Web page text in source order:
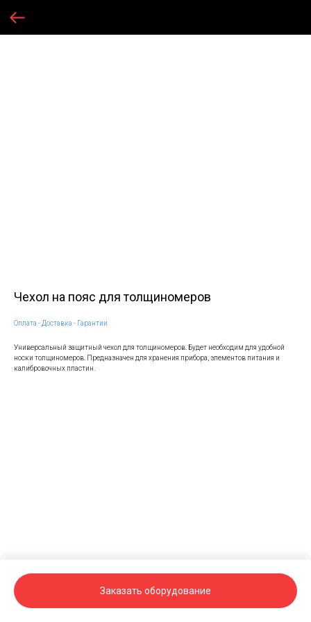
Чехол на пояс для толщиномеров
Оплата - Доставка - Гарантии
Заказать оборудование
Универсальный защитный чехол для толщиномеров. Будет необходим для удобной
носки толщиномеров. Предназначен для хранения прибора, элементов питания и
калибровочных пластин.